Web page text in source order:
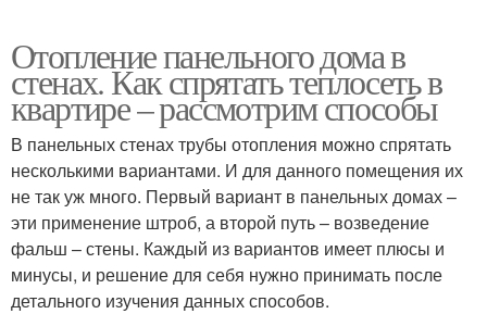
Отопление панельного дома в
стенах. Как спрятать теплосеть в
квартире – рассмотрим способы
В панельных стенах трубы отопления можно спрятать
несколькими вариантами. И для данного помещения их
не так уж много. Первый вариант в панельных домах –
эти применение штроб, а второй путь – возведение
фальш – стены. Каждый из вариантов имеет плюсы и
минусы, и решение для себя нужно принимать после
детального изучения данных способов.